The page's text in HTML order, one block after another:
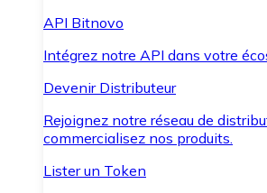
API Bitnovo
Intégrez notre API dans votre
Devenir Distributeur
Rejoignez notre réseau de
commercialisez nos produits.
Lister un Token